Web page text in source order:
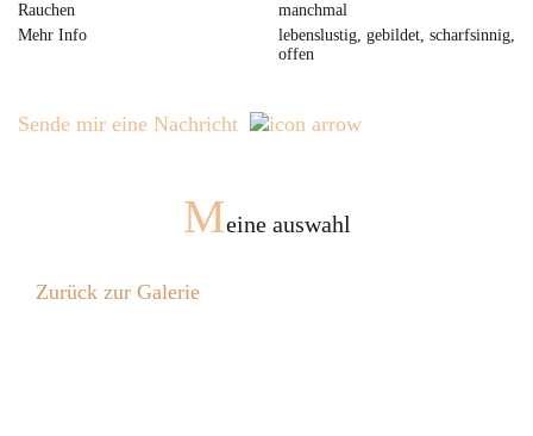
Rauchen
manchmal
Mehr Info
lebenslustig, gebildet, scharfsinnig,
offen
Sende mir eine Nachricht
Meine auswahl
Zurück zur Galerie